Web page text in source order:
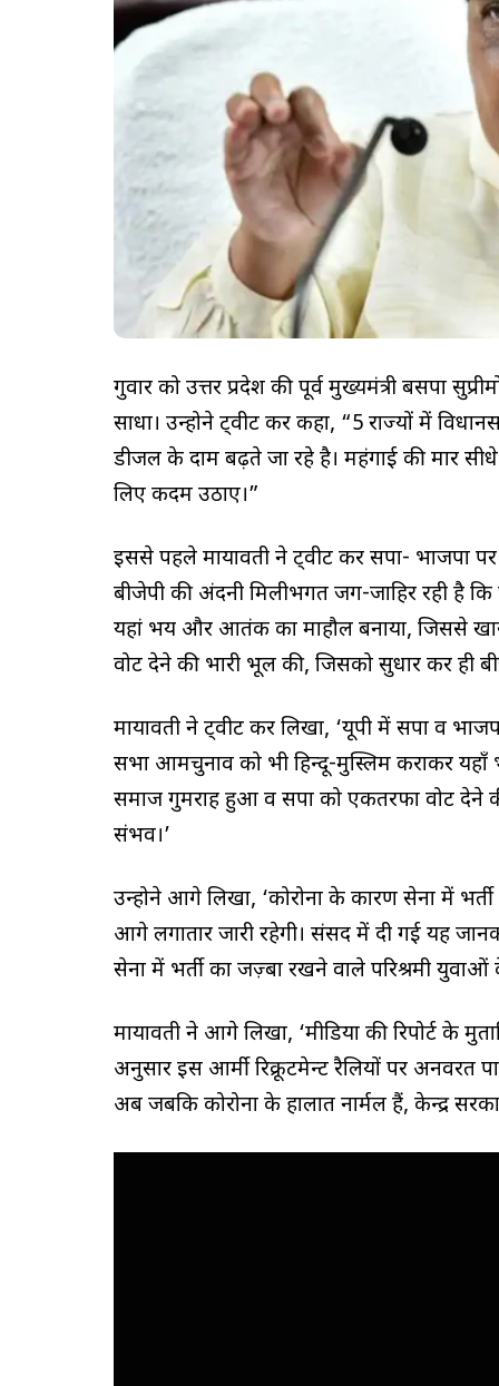
गुरूवार को उत्तर प्रदेश की पूर्व मुख्यमंत्री बसपा
साधा। उन्होने ट्वीट कर कहा, “5 राज्यों में
डीजल के दाम बढ़ते जा रहे है। महंगाई की मार
लिए कदम उठाए।”
इससे पहले मायावती ने ट्वीट कर सपा- भाजपा
बीजेपी की अंदरूनी मिलीभगत जग-जाहिर रही है
यहां भय और आतंक का माहौल बनाया, जिससे
वोट देने की भारी भूल की, जिसको सुधार कर ही
मायावती ने ट्वीट कर लिखा, ‘यूपी में सपा व
सभा आमचुनाव को भी हिन्दू-मुस्लिम कराकर
समाज गुमराह हुआ व सपा को एकतरफा वोट देने
संभव।’
उन्होने आगे लिखा, ‘कोरोना के कारण सेना में
आगे लगातार जारी रहेगी। संसद में दी गई यह
सेना में भर्ती का जज़्बा रखने वाले परिश्रमी
मायावती ने आगे लिखा, ‘मीडिया की रिपोर्ट के
अनुसार इस आर्मी रिक्रूटमेन्ट रैलियों पर अनवरत
अब जबकि कोरोना के हालात नार्मल हैं, केन्द्र